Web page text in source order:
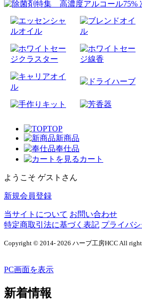
TOP
新商品
奉仕品
カート
ようこそ ゲストさん
新規会員登録
当サイトについて お問い合わせ
特定商取引法に基づく表記 プライバ
Copyright © 2014- 2026 ハーブ工房HCC All
PC画面を表示
新着情報